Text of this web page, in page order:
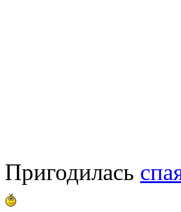
Пригодилась